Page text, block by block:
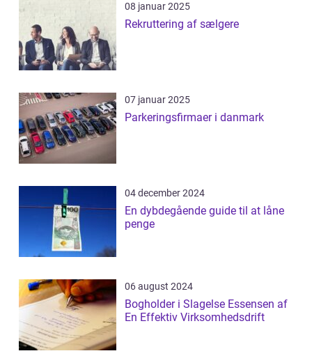
08 januar 2025
Rekruttering af sælgere
07 januar 2025
Parkeringsfirmaer i danmark
04 december 2024
En dybdegående guide til at låne
penge
06 august 2024
Bogholder i Slagelse Essensen af
En Effektiv Virksomhedsdrift